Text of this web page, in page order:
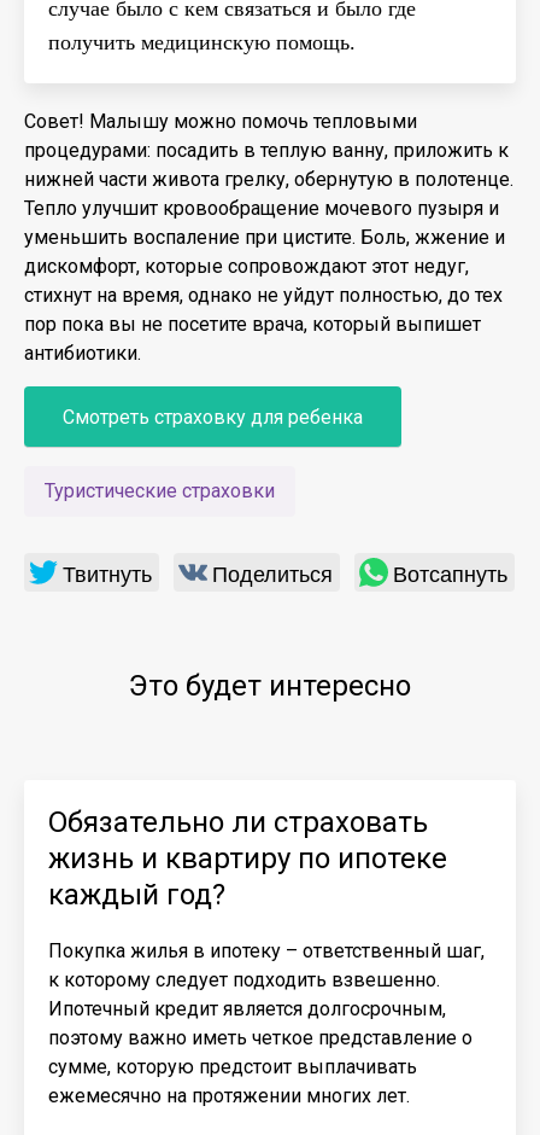
случае было с кем связаться и было где
получить медицинскую помощь.
Совет! Малышу можно помочь тепловыми
процедурами: посадить в теплую ванну, приложить к
нижней части живота грелку, обернутую в полотенце.
Тепло улучшит кровообращение мочевого пузыря и
уменьшить воспаление при цистите. Боль, жжение и
дискомфорт, которые сопровождают этот недуг,
стихнут на время, однако не уйдут полностью, до тех
пор пока вы не посетите врача, который выпишет
антибиотики.
Смотреть страховку для ребенка
Туристические страховки
Твитнуть Поделиться Вотсапнуть
Это будет интересно
Обязательно ли страховать
жизнь и квартиру по ипотеке
каждый год?
Покупка жилья в ипотеку – ответственный шаг,
к которому следует подходить взвешенно.
Ипотечный кредит является долгосрочным,
поэтому важно иметь четкое представление о
сумме, которую предстоит выплачивать
ежемесячно на протяжении многих лет.